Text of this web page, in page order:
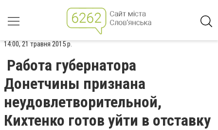
14:00, 21 травня 2015 р.
Работа губернатора
Донетчины признана
неудовлетворительной,
Кихтенко готов уйти в отставку